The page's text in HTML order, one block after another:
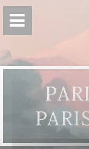
Panneau de